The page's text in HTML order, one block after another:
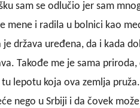
sam se odlučio jer sam
mene i radila u bolnici kao
je država uređena, da i kada
Takođe me je sama
tu lepotu koja ova zemlja
nego u Srbiji i da čovek